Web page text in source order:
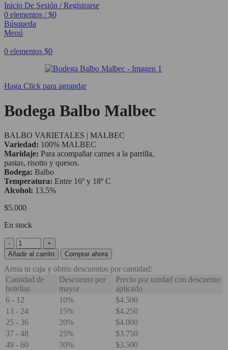
Inicio De Sesión / Registrarse
0 elementos / $0
Búsqueda
Menú
0 elementos $0
Haga Click para agrandar
Bodega Balbo Malbec
BALBO VARIETALES | MALBEC
Variedad: 100% MALBEC
Maridaje: Para acompañar carnes a la parrilla,
pastas, risotto y quesos.
Bodega: Balbo
Temperatura: Entre 16º y 18º C
Alcohol: 13,5%
$5.000
En stock
Bodega
Balbo
Malbec
cantidad
Añadir al carrito Comprar ahora
Arma tu caja y obtén descuentos por cantidad:
Cantidad de
botellas
Descuento por
mayor
Precio por unidad con descuento
aplicado
6 - 12
10% $4.500
13 - 24
15% $4.250
25 - 36
20% $4.000
37 - 48
25% $3.750
49 - 60
30% $3.500